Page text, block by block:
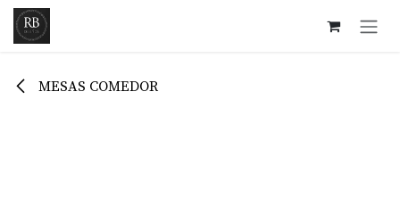
Ir al contenido
MESAS COMEDOR